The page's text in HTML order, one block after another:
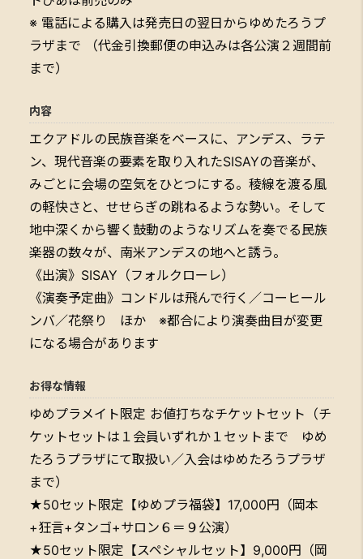
※ 電話による購入は発売日の翌日からゆめたろうプ
ラザまで （代金引換郵便の申込みは各公演２週間前
まで）
内容
エクアドルの民族音楽をベースに、アンデス、ラテ
ン、現代音楽の要素を取り入れたSISAYの音楽が、
みごとに会場の空気をひとつにする。稜線を渡る風
の軽快さと、せせらぎの跳ねるような勢い。そして
地中深くから響く鼓動のようなリズムを奏でる民族
楽器の数々が、南米アンデスの地へと誘う。
《出演》SISAY（フォルクローレ）
《演奏予定曲》コンドルは飛んで行く／コーヒール
ンバ／花祭り ほか ※都合により演奏曲目が変更
になる場合があります
お得な情報
ゆめプラメイト限定 お値打ちなチケットセット（チ
ケットセットは１会員いずれか１セットまで ゆめ
たろうプラザにて取扱い／入会はゆめたろうプラザ
まで）
★50セット限定【ゆめプラ福袋】17,000円（岡本
+狂言+タンゴ+サロン６＝９公演）
★50セット限定【スペシャルセット】9,000円（岡